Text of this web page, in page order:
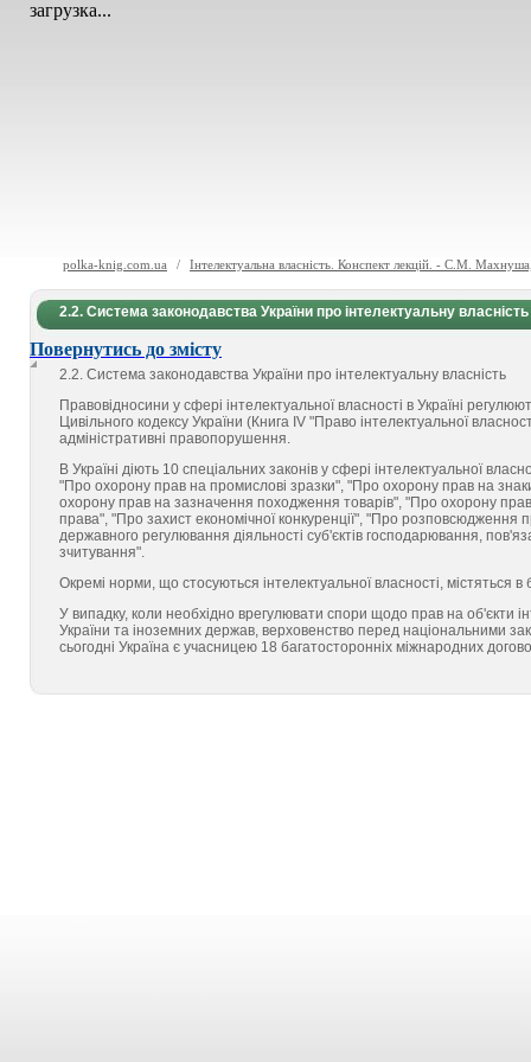
загрузка...
polka-knig.com.ua / Інтелектуальна власність. Конспект лекцій. - С.М.
2.2. Система законодавства України про інтелектуальну власність
Повернутись до змісту
2.2. Система законодавства України про інтелектуальну власність
Правовідносини у сфері інтелектуальної власності в Україні
Цивільного кодексу України (Книга IV "Право інтелектуальної
адміністративні правопорушення.
В Україні діють 10 спеціальних законів у сфері інтелектуальної
"Про охорону прав на промислові зразки", "Про охорону прав на
охорону прав на зазначення походження товарів", "Про охорону прав
права", "Про захист економічної конкуренції", "Про розповсюдження
державного регулювання діяльності суб'єктів господарювання,
зчитування".
Окремі норми, що стосуються інтелектуальної власності, містяться в
У випадку, коли необхідно врегулювати спори щодо прав на об'єкти
України та іноземних держав, верховенство перед національними
сього­дні Україна є учасницею 18 багатосторонніх міжнародних